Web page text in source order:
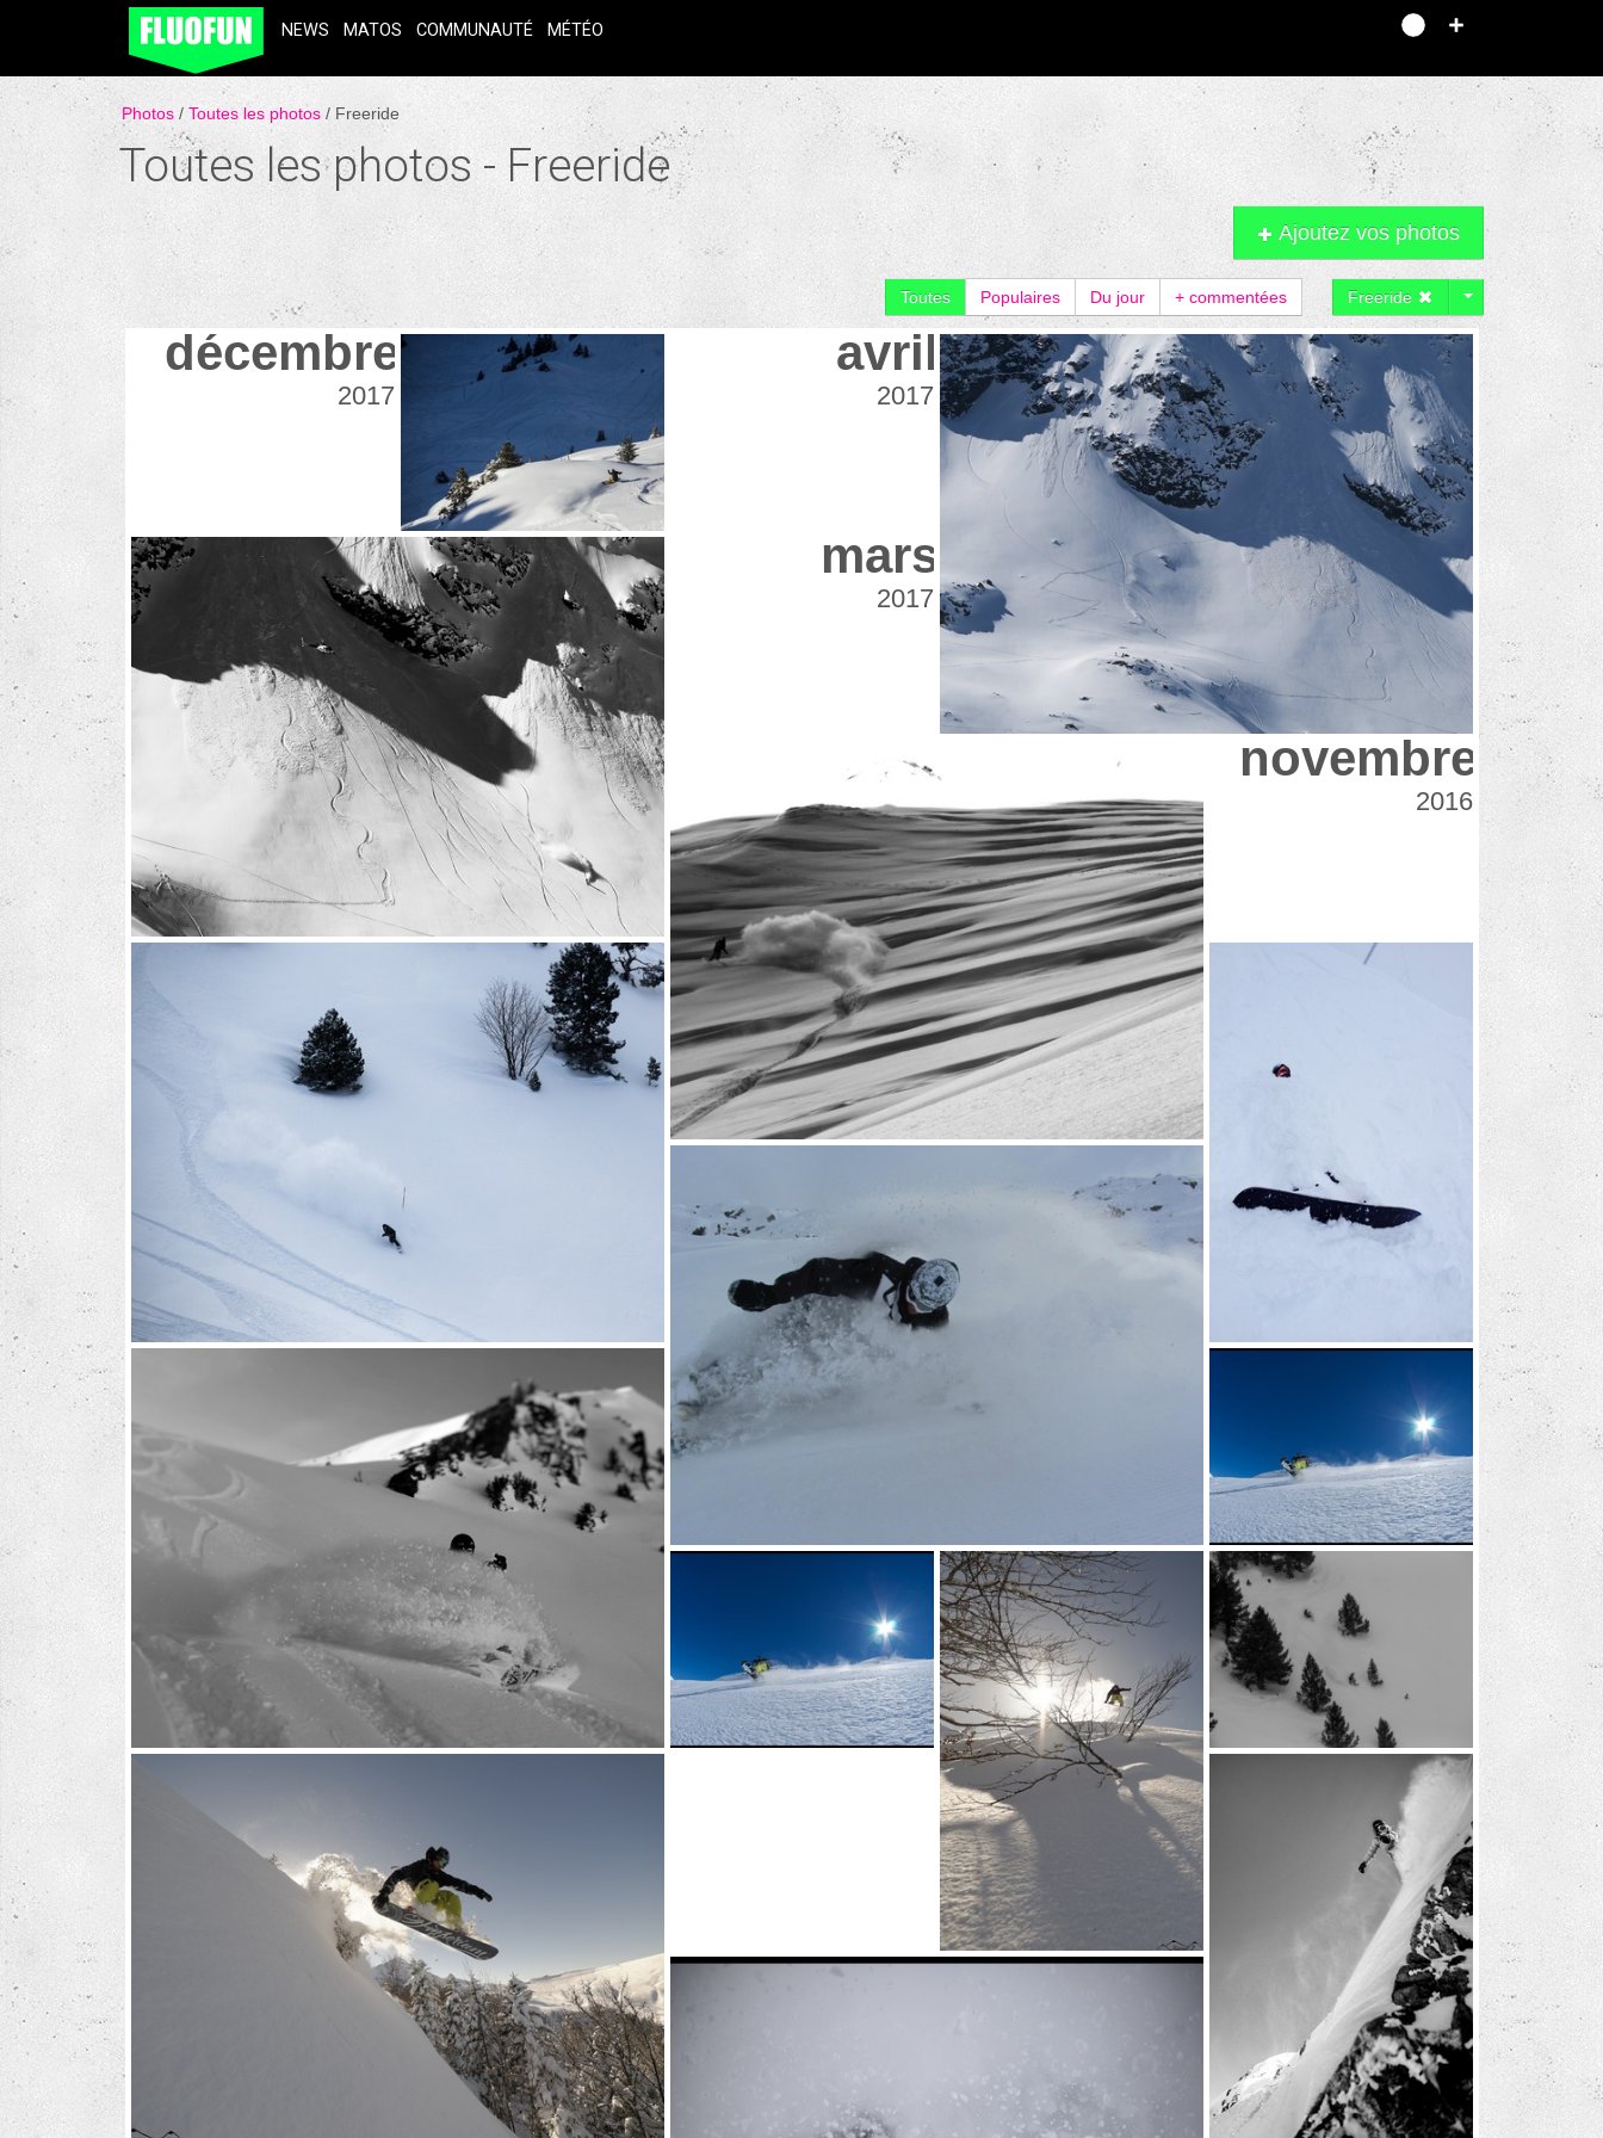
NEWS MATOS COMMUNAUTÉ MÉTÉO
Photos Toutes les photos Freeride
Toutes les photos - Freeride
Ajoutez vos photos
Freeride
Toutes Populaires Du jour + commentées
décembre
2017
avril
2017
mars
2017
novembre
2016